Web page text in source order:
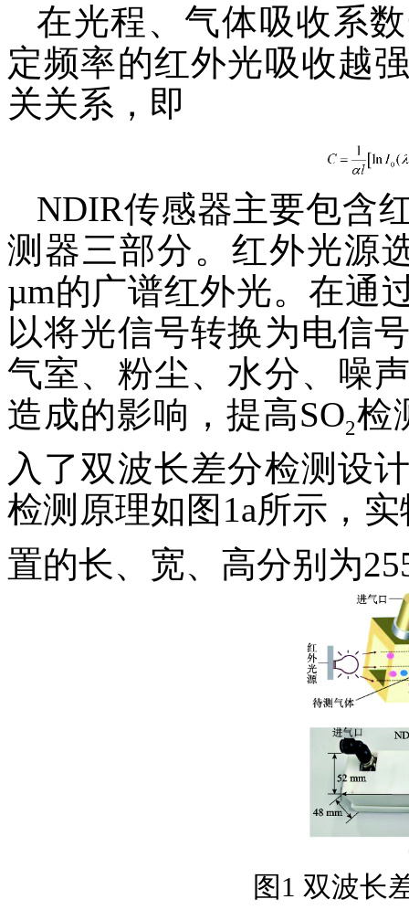
在光程、气体吸收系
定频率的红外光吸收越
关关系，即
NDIR传感器主要包含
测器三部分。红外光源
µm的广谱红外光。在通
以将光信号转换为电信
气室、粉尘、水分、噪
造成的影响，提高SO2检
入了双波长差分检测设
检测原理如图1a所示，
置的长、宽、高分别为
图1 双波长